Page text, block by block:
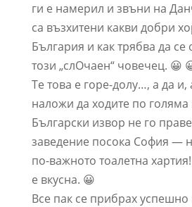
ги е намерил и звъни на
са възхитени какви добри
България и как трябва да се
този „слОчаен“ човечец. 😀
Те това е горе-долу…, а да и,
наложи да ходите по
Български извор не го
заведение посока София —
по-важното тоалетна
е вкусна. 😀
Все пак се прибрах